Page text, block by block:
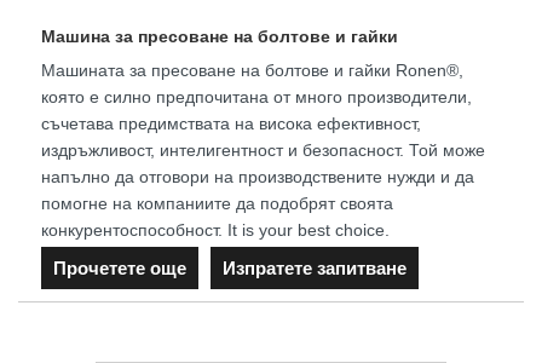
Машина за пресоване на болтове и гайки
Машината за пресоване на болтове и гайки Ronen®,
която е силно предпочитана от много производители,
съчетава предимствата на висока ефективност,
издръжливост, интелигентност и безопасност. Той може
напълно да отговори на производствените нужди и да
помогне на компаниите да подобрят своята
конкурентоспособност. It is your best choice.
Прочетете още Изпратете запитване